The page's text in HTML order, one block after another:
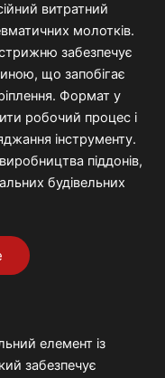
витратний
молотків.
забезпечує
що запобігає
Формат у
робочий процес і
інструменту.
виробництва піддонів,
будівельних
елемент із
забезпечує